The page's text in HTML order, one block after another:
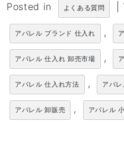
Posted in よくある質問
アパレル ブランド 仕入れ ,
アパレル 仕入れ 卸売市場 ,
アパレル 仕入れ方法 , アパ
アパレル 卸販売 , アパレル